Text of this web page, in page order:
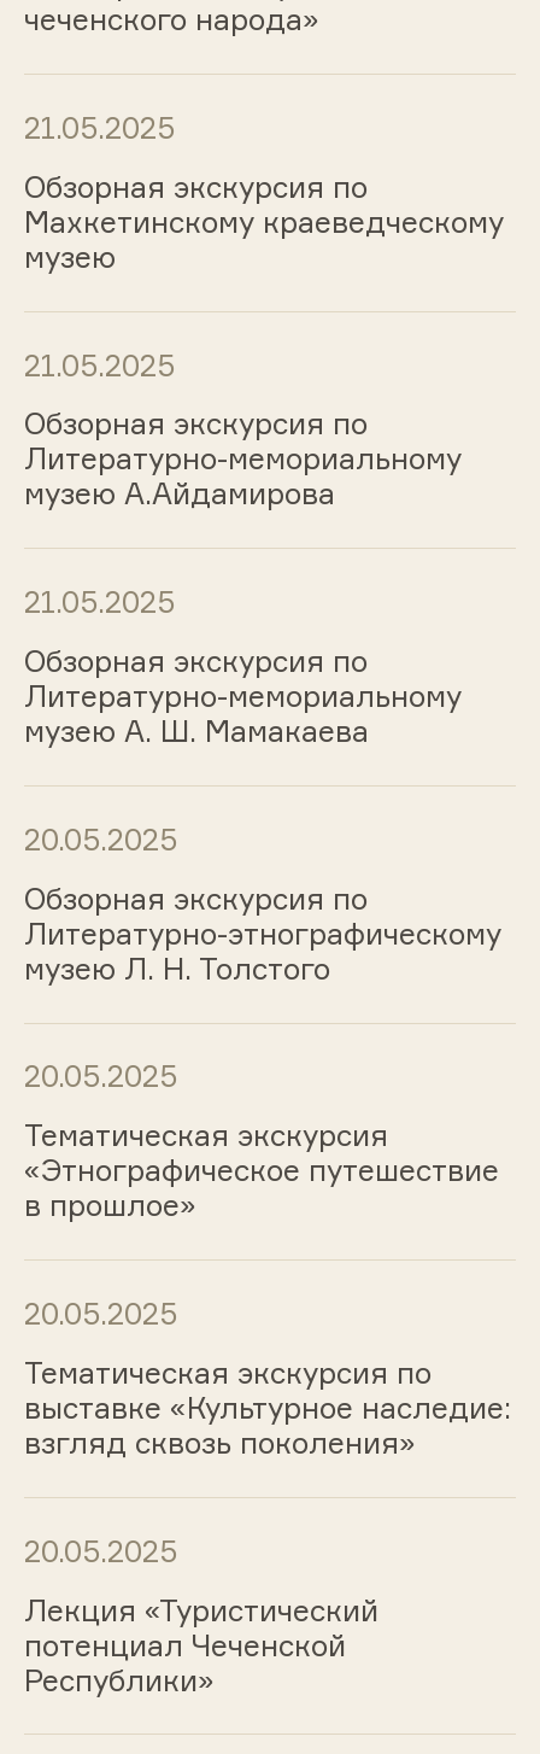
чеченского народа»
21.05.2025
Обзорная экскурсия по
Махкетинскому краеведческому
музею
21.05.2025
Обзорная экскурсия по
Литературно-мемориальному
музею А.Айдамирова
21.05.2025
Обзорная экскурсия по
Литературно-мемориальному
музею А. Ш. Мамакаева
20.05.2025
Обзорная экскурсия по
Литературно-этнографическому
музею Л. Н. Толстого
20.05.2025
Тематическая экскурсия
«Этнографическое путешествие
в прошлое»
20.05.2025
Тематическая экскурсия по
выставке «Культурное наследие:
взгляд сквозь поколения»
20.05.2025
Лекция «Туристический
потенциал Чеченской
Республики»